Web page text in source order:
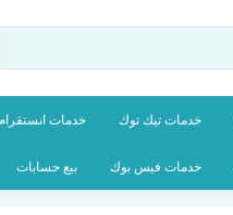
خدمات تيك توك خدمات انستقرام
خدمات فيس بوك بيع حسابات